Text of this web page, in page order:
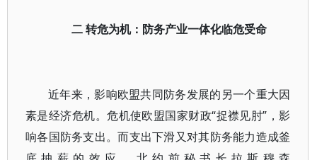
二 转危为机：防务产业一体化临危受命
近年来，影响欧盟共同防务发展的另一个重大因
素是经济危机。危机使欧盟国家财政“捉襟见肘”，影
响各国防务支出。而支出下滑又对其防务能力造成釜